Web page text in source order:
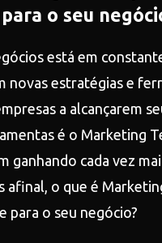
o seu
está em
novas estratégias e
a alcançarem
é o Marketing
ganhando cada vez
afinal, o que é
para o seu negócio?